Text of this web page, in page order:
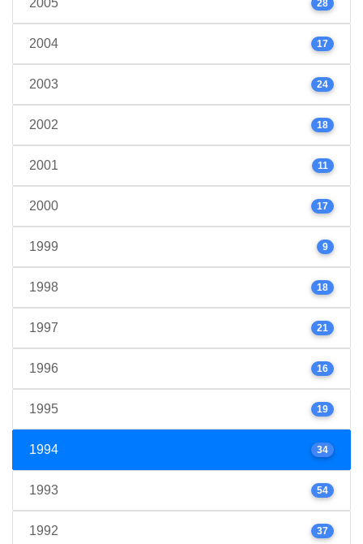
28
2004 17
2003 24
2002 18
2001 11
2000 17
1999 9
1998 18
1997 21
1996 16
1995 19
1994 34
1993 54
1992 37